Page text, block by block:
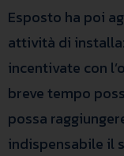
Esposto ha poi
attività di
incentivate con
breve tempo
possa
indispensabile il